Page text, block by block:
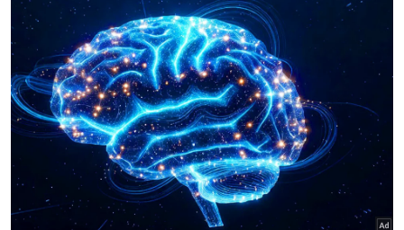
Lelaki Perempuan
Masuk | Daftar VPoints:0
Kelantan Fc
Nurshamil Abdul Ghani